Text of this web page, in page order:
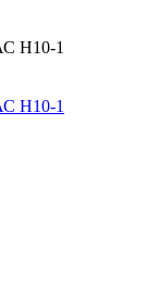
Н10-1